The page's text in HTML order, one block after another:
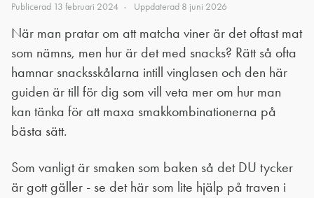
Publicerad 13 februari 2024 Uppdaterad 8 juni 2026
När man pratar om att matcha viner är det oftast mat
som nämns, men hur är det med snacks? Rätt så ofta
hamnar snacksskålarna intill vinglasen och den här
guiden är till för dig som vill veta mer om hur man
kan tänka för att maxa smakkombinationerna på
bästa sätt.
Som vanligt är smaken som baken så det DU tycker
är gott gäller - se det här som lite hjälp på traven i